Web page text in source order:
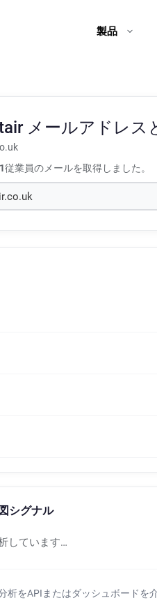
製品
メールアドレス
1従業員のメールを取得しました。
シグナル
しています…
析をAPIまたはダッシュボードを